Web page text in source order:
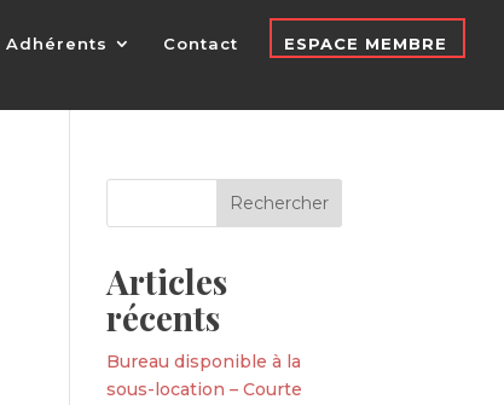
Adhérents Contact ESPACE MEMBRE
Articles
récents
Bureau disponible à la
sous-location – Courte